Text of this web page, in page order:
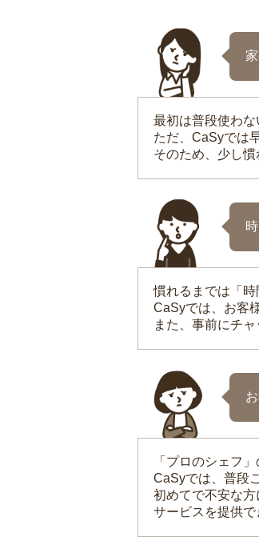
最初は普段使わな
ただ、CaSyでは
そのため、少し
慣れるまでは「時
CaSyでは、お客
また、事前にチ
「プロのシェフ
CaSyでは、普段
初めてで不安な
サービスを提供で